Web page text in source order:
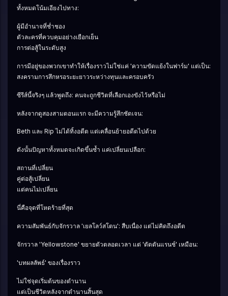
ทั้งหมดโน้มเอียงไปทาง:
ผู้มีอำนาจที่ช่ำชอง
ตัวละครที่ควบคุมอย่างเยือกเย็น
การต่อสู้ในระดับสูง
การมีอยู่ของพวกเขาทำให้เรื่องราวไม่ใช่แค่ 'ความขัดแย้งในฟาร์ม' แต่เป็น:
สงครามการสึกหรอระยะยาวระหว่างทุนและครอบครัว
ซีรีส์นี้จริงๆ แล้วพูดถึง: คนจะถูกชีวิตที่เลือกเองขังไว้หรือไม่
หลังจากดูสองสามตอนแรก จะมีความรู้สึกชัดเจน:
Beth และ Rip ไม่ได้ทิ้งอดีต แต่เคลื่อนย้ายอดีตไปด้วย
ดังนั้นปัญหาทั้งหมดจะเกิดขึ้นซ้ำ แค่เปลี่ยนเปลือก:
สถานที่เปลี่ยน
คู่ต่อสู้เปลี่ยน
แต่คนไม่เปลี่ยน
นี่คือจุดที่โหดร้ายที่สุด
ความสัมพันธ์กับจักรวาล 'เยลโลว์สโตน': สืบเนื่อง แต่ไม่คิดถึงอดีต
จักรวาล 'Yellowstone' ขยายตัวตลอดเวลา แต่ 'ดัตตันแรนช์' เหมือน:
'บทผลลัพธ์' ของเรื่องราว
ไม่ใช่จุดเริ่มต้นของตำนาน
แต่เป็นชีวิตหลังจากตำนานสิ้นสุด